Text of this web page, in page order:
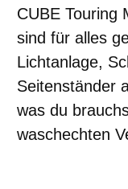
CUBE Touring
sind für alles
Lichtanlage,
Seitenständer
was du
waschechten